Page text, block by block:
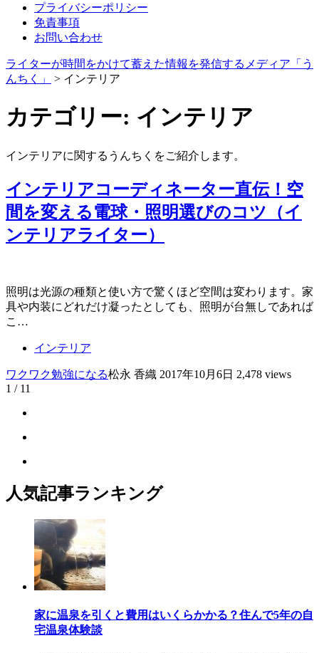
プライバシーポリシー
免責事項
お問い合わせ
ライターが時間をかけて蓄えた情報を発信するメディア「う
んちく」
> インテリア
カテゴリー: インテリア
インテリアに関するうんちくをご紹介します。
インテリアコーディネーター直伝！空
間を変える電球・照明選びのコツ（イ
ンテリアライター）
照明は光源の種類と使い方で驚くほど空間は変わります。家
具や内装にどれだけ凝ったとしても、照明が台無しであれば
こ…
インテリア
ワクワク勉強になる松永 香織 2017年10月6日 2,478 views
1 / 11
人気記事ランキング
家に温泉を引くと費用はいくらかかる？住んで5年の自
宅温泉体験談